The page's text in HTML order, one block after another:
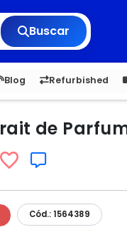
Buscar
Blog Refurbished
5.20 1,900
de
Cód.: 1564389